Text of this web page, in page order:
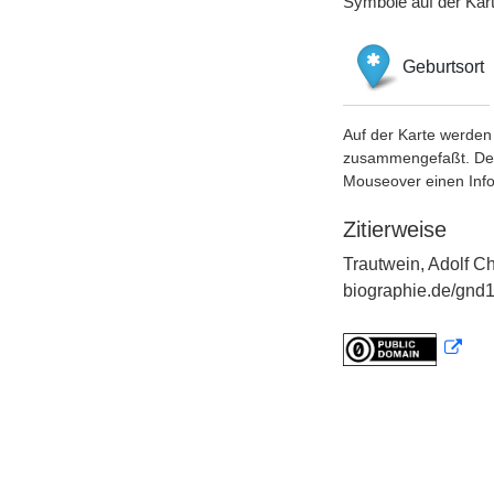
Geburtsort
Auf der Karte
zusammengefaßt.
Mouseover einen
Zitierweise
Trautwein, Adolf
biographie.de/